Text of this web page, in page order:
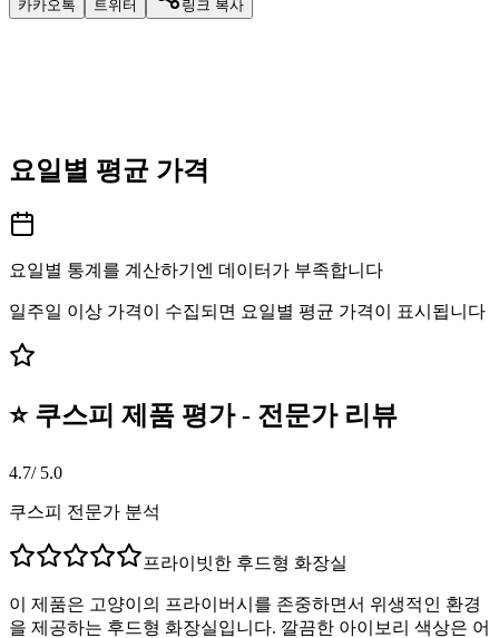
카카오톡 트위터 링크 복사
요일별 평균 가격
요일별 통계를 계산하기엔 데이터가 부족합니다
일주일 이상 가격이 수집되면 요일별 평균 가격이 표시됩니다
⭐ 쿠스피 제품 평가 - 전문가 리뷰
4.7/ 5.0
쿠스피 전문가 분석
프라이빗한 후드형 화장실
이 제품은 고양이의 프라이버시를 존중하면서 위생적인 환경
을 제공하는 후드형 화장실입니다. 깔끔한 아이보리 색상은 어